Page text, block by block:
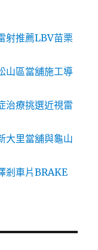
射推薦LBV苗栗
山區當舖施工導
治療挑選近視雷
大里當舖與龜山
剎車片BRAKE